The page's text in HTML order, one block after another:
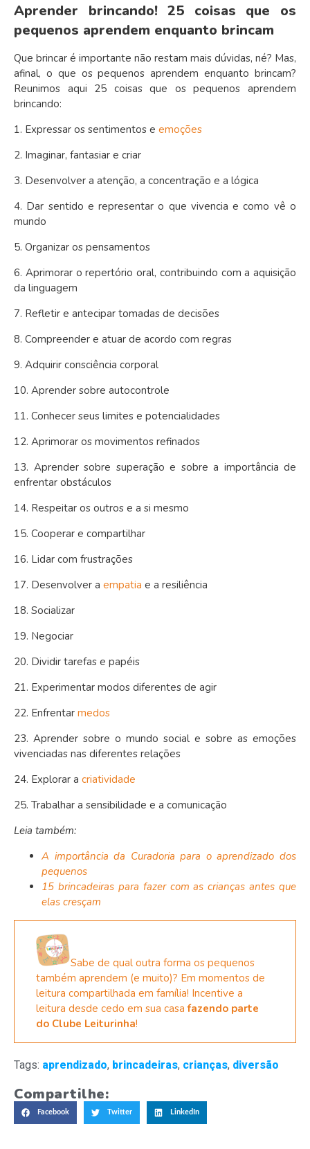
Aprender brincando! 25 coisas que os
pequenos aprendem enquanto brincam
Que brincar é importante não restam mais dúvidas, né? Mas,
afinal, o que os pequenos aprendem enquanto brincam?
Reunimos aqui 25 coisas que os pequenos aprendem
brincando:
1. Expressar os sentimentos e emoções
2. Imaginar, fantasiar e criar
3. Desenvolver a atenção, a concentração e a lógica
4. Dar sentido e representar o que vivencia e como vê o
mundo
5. Organizar os pensamentos
6. Aprimorar o repertório oral, contribuindo com a aquisição
da linguagem
7. Refletir e antecipar tomadas de decisões
8. Compreender e atuar de acordo com regras
9. Adquirir consciência corporal
10. Aprender sobre autocontrole
11. Conhecer seus limites e potencialidades
12. Aprimorar os movimentos refinados
13. Aprender sobre superação e sobre a importância de
enfrentar obstáculos
14. Respeitar os outros e a si mesmo
15. Cooperar e compartilhar
16. Lidar com frustrações
17. Desenvolver a empatia e a resiliência
18. Socializar
19. Negociar
20. Dividir tarefas e papéis
21. Experimentar modos diferentes de agir
22. Enfrentar medos
23. Aprender sobre o mundo social e sobre as emoções
vivenciadas nas diferentes relações
24. Explorar a criatividade
25. Trabalhar a sensibilidade e a comunicação
Leia também:
A importância da Curadoria para o aprendizado dos
pequenos
15 brincadeiras para fazer com as crianças antes que
elas cresçam
Sabe de qual outra forma os pequenos
também aprendem (e muito)? Em momentos de
leitura compartilhada em família! Incentive a
leitura desde cedo em sua casafazendo parte
do Clube Leiturinha!
Tags: aprendizado, brincadeiras, crianças, diversão
Compartilhe:
Facebook Twitter LinkedIn